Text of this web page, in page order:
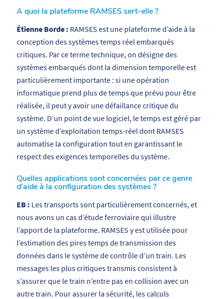
A quoi la plateforme RAMSES sert-elle ?
Étienne Borde : RAMSES est une plateforme d’aide à la
conception des systèmes temps réel embarqués
critiques. Par ce terme technique, on désigne des
systèmes embarqués dont la dimension temporelle est
particulièrement importante : si une opération
informatique prend plus de temps que prévu pour être
réalisée, il peut y avoir une défaillance critique du
système. D’un point de vue logiciel, le temps est géré par
un système d’exploitation temps-réel dont RAMSES
automatise la configuration tout en garantissant le
respect des exigences temporelles du système.
Quelles applications sont concernées par ce genre
d’aide à la configuration des systèmes ?
EB : Les transports sont particulièrement concernés, et
nous avons un cas d’étude ferroviaire qui illustre
l’apport de la plateforme. RAMSES y est utilisée pour
l’estimation des pires temps de transmission des
données dans le système de contrôle d’un train. Les
messages les plus critiques transmis consistent à
s’assurer que le train n’entre pas en collision avec un
autre train. Pour assurer la sécurité, les calculs